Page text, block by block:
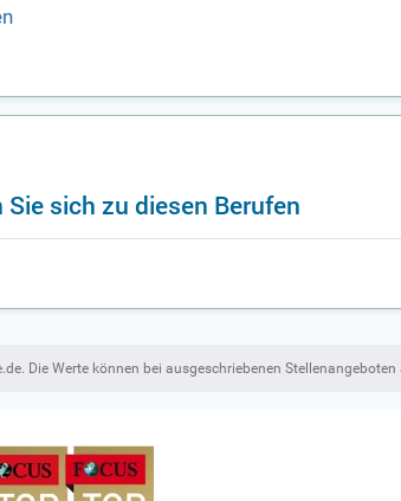
sich zu diesen Berufen
Die Werte können bei ausgeschriebenen Stellenangeboten